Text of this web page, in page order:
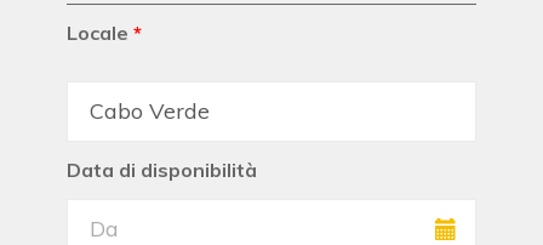
Locale *
Data di disponibilità